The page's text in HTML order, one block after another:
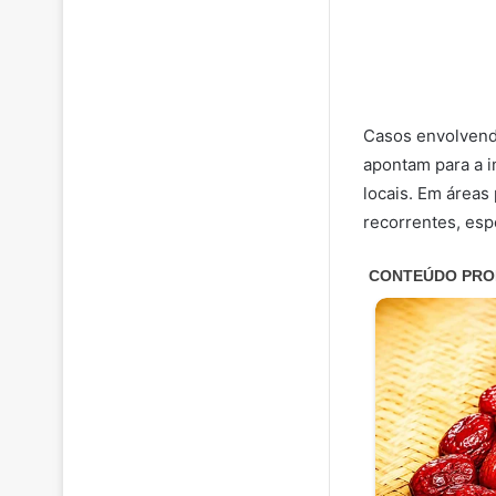
Casos
apontam para a
locais. Em
recorrentes,